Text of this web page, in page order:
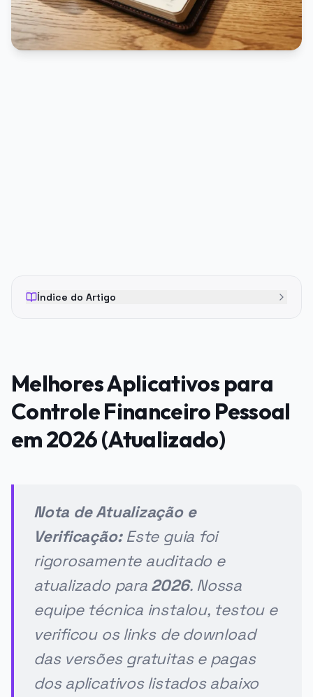
Índice do Artigo
Melhores Aplicativos para
Controle Financeiro Pessoal
em 2026 (Atualizado)
Nota de Atualização e
Verificação:Este guia foi
rigorosamente auditado e
atualizado para 2026. Nossa
equipe técnica instalou, testou e
verificou os links de download
das versões gratuitas e pagas
dos aplicativos listados abaixo